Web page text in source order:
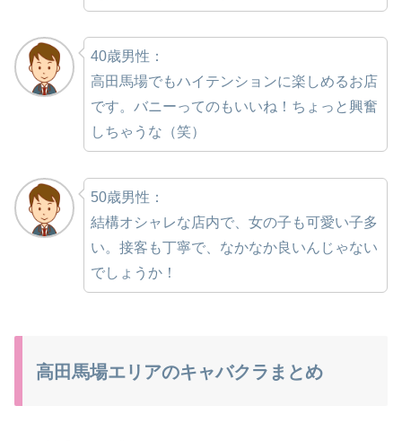
40歳男性：
高田馬場でもハイテンションに楽しめるお店
です。バニーってのもいいね！ちょっと興奮
しちゃうな（笑）
50歳男性：
結構オシャレな店内で、女の子も可愛い子多
い。接客も丁寧で、なかなか良いんじゃない
でしょうか！
高田馬場エリアのキャバクラまとめ